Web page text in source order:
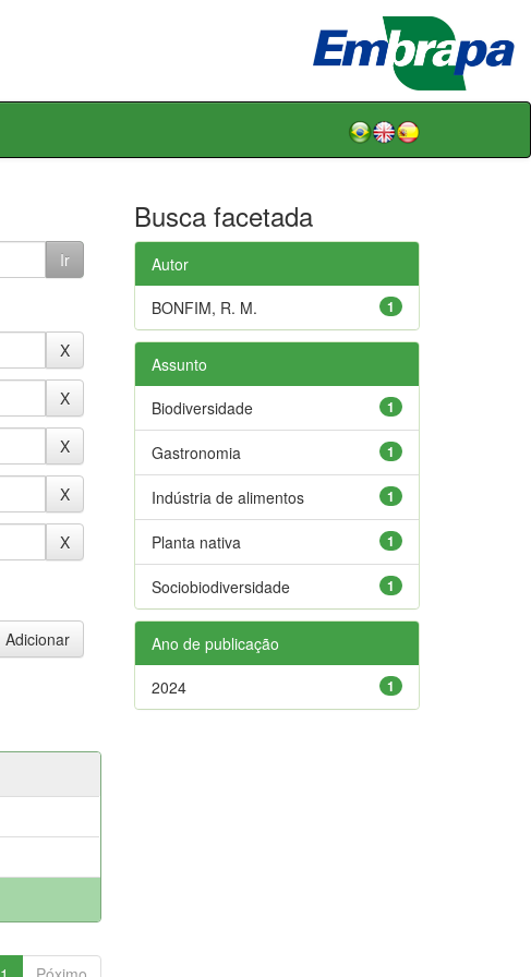
Busca facetada
Autor
1
BONFIM, R. M.
Assunto
1
Biodiversidade
1
Gastronomia
1
Indústria de alimentos
1
Planta nativa
1
Sociobiodiversidade
Ano de publicação
1
2024